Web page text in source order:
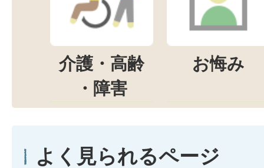
介護・高齢
・障害
お悔み
よく見られるページ